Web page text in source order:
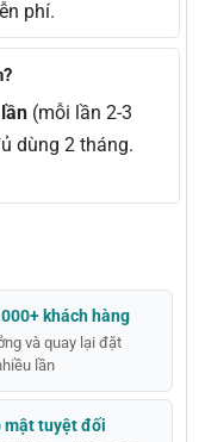
phí.
(mỗi lần 2-3
dùng 2 tháng.
khách hàng
và quay lại đặt
lần
mật tuyệt đối